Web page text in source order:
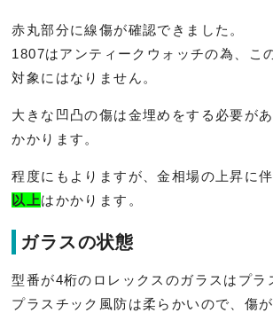
赤丸部分に線傷が確認できました。
1807はアンティークウォッチの為、
こ
対象にはなりません。
大きな凹凸の傷は金埋めをする必要が
かかります 。
程度にもよりますが、金相場の上昇に
以上はかかります。
ガラスの状態
型番が4桁のロレックスのガラスはプラ
プラスチック風防は柔らかいので、 傷